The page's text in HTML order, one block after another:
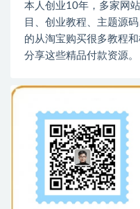
本人创业10年，多家网
目、创业教程、主题源
的从淘宝购买很多教程
分享这些精品付款资源。